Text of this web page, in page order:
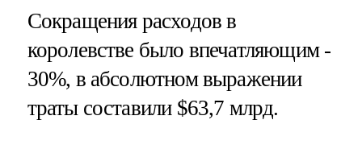
Сокращения расходов в
королевстве было впечатляющим -
30%, в абсолютном выражении
траты составили $63,7 млрд.